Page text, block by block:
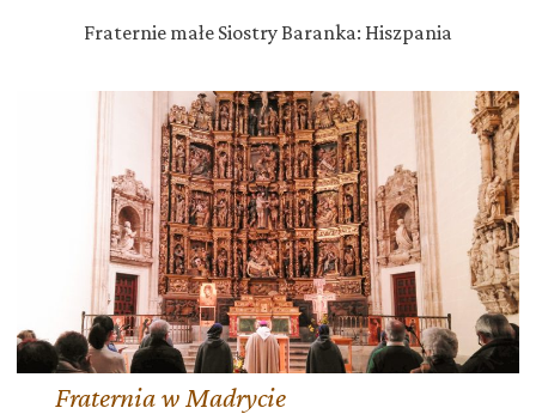
Fraternie małe Siostry Baranka: Hiszpania
Fraternia w Madrycie